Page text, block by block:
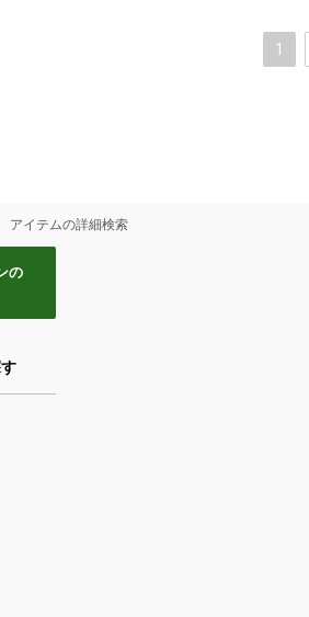
アイテムの詳細検索
1
の